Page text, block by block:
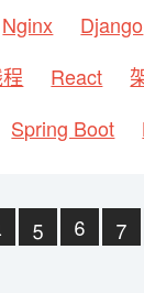
Nginx Django
React
Spring Boot
5 6 7